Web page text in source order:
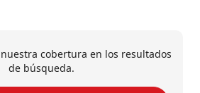
cobertura en los resultados
de búsqueda.